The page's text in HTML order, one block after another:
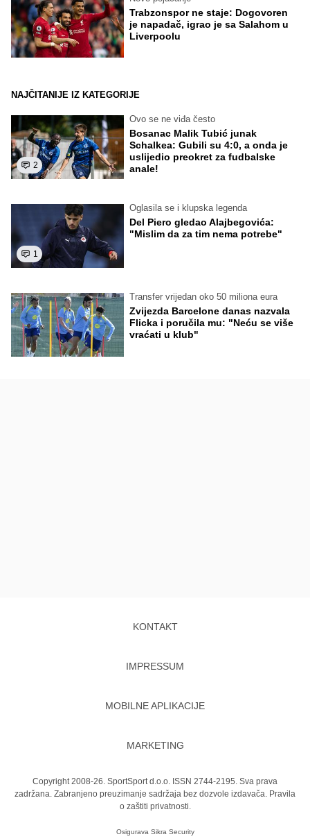
Trabzonspor ne staje: Dogovoren
je napadač, igrao je sa Salahom u
Liverpoolu
NAJČITANIJE IZ KATEGORIJE
2
Ovo se ne viđa često
Bosanac Malik Tubić junak
Schalkea: Gubili su 4:0, a onda je
uslijedio preokret za fudbalske
anale!
1
Oglasila se i klupska legenda
Del Piero gledao Alajbegovića:
"Mislim da za tim nema potrebe"
Transfer vrijedan oko 50 miliona eura
Zvijezda Barcelone danas nazvala
Flicka i poručila mu: "Neću se više
vraćati u klub"
KONTAKT
IMPRESSUM
MOBILNE APLIKACIJE
MARKETING
Copyright 2008-26. SportSport d.o.o. ISSN 2744-2195. Sva prava
zadržana. Zabranjeno preuzimanje sadržaja bez dozvole izdavača. Pravila
o zaštiti privatnosti.
Osigurava Sikra Security